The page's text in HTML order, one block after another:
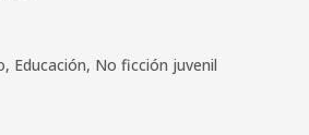
Educación, No ficción juvenil